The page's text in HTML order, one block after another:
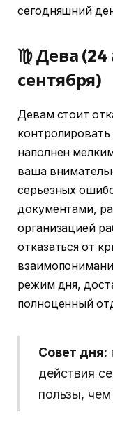
сегодняшний
♍ Дева (24
сентября)
Девам стоит
наполнен
ваша
серьезных
документами,
организацией
отказаться от
режим дня,
полноценный
Совет дня:
действия
пользы,